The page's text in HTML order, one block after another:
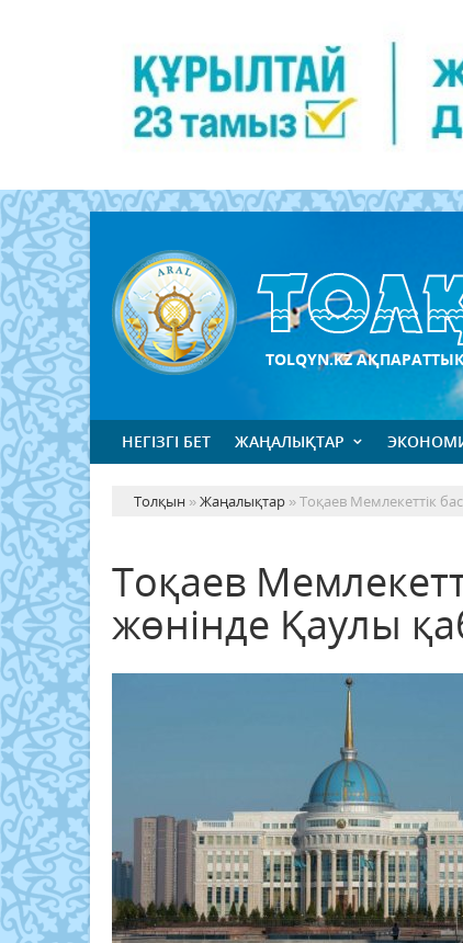
TOLQYN.KZ
НЕГІЗГІ БЕТ ЖАҢАЛЫҚТАР
Толқын »Жаңалықтар » Тоқаев Мемлекеттік
Тоқаев
жөнінде Қаулы